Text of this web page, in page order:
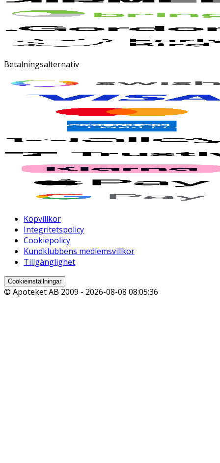
Betalningsalternativ
Köpvillkor
Integritetspolicy
Cookiepolicy
Kundklubbens medlemsvillkor
Tillgänglighet
Cookieinställningar
© Apoteket AB 2009 - 2026-08-08 08:05:36